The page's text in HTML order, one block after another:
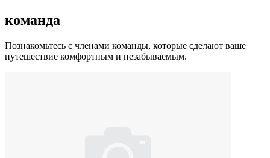
команда
Познакомьтесь с членами команды, которые сделают ваше
путешествие комфортным и незабываемым.